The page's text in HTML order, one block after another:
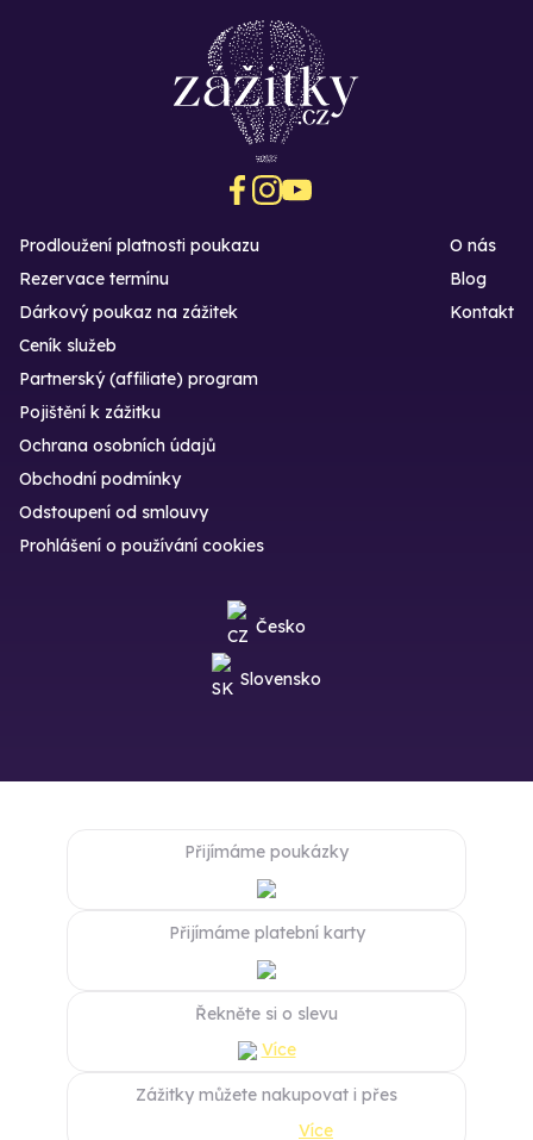
Prodloužení platnosti poukazu
Rezervace termínu
Dárkový poukaz na zážitek
O nás
Blog
Kontakt
Ceník služeb
Partnerský (affiliate) program
Pojištění k zážitku
Ochrana osobních údajů
Obchodní podmínky
Odstoupení od smlouvy
Prohlášení o používání cookies
Česko
Slovensko
Přijímáme poukázky
Přijímáme platební karty
Řekněte si o slevu
Více
Zážitky můžete nakupovat i přes
Více